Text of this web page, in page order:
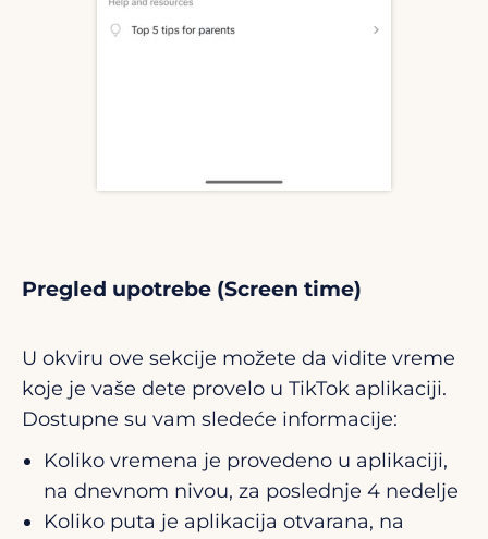
Pregled upotrebe (Screen time)
U okviru ove sekcije možete da vidite vreme
koje je vaše dete provelo u TikTok aplikaciji.
Dostupne su vam sledeće informacije:
Koliko vremena je provedeno u aplikaciji,
na dnevnom nivou, za poslednje 4 nedelje
Koliko puta je aplikacija otvarana, na